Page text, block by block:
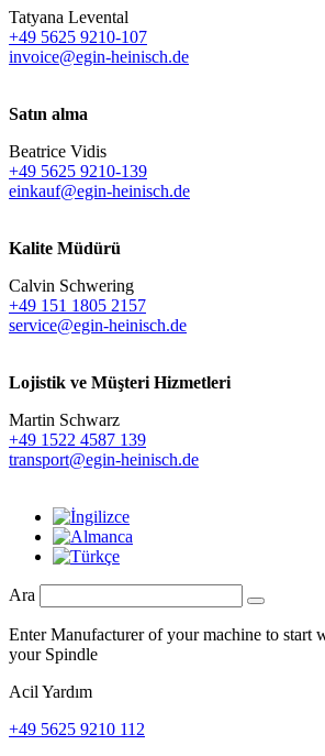
Tatyana Levental
+49 5625 9210-107
invoice@egin-heinisch.de
Satın alma
Beatrice Vidis
+49 5625 9210-139
einkauf@egin-heinisch.de
Kalite Müdürü
Calvin Schwering
+49 151 1805 2157
service@egin-heinisch.de
Lojistik ve Müşteri Hizmetleri
Martin Schwarz
+49 1522 4587 139
transport@egin-heinisch.de
Ara
Enter Manufacturer of your machine to start
your Spindle
Acil Yardım
+49 5625 9210 112